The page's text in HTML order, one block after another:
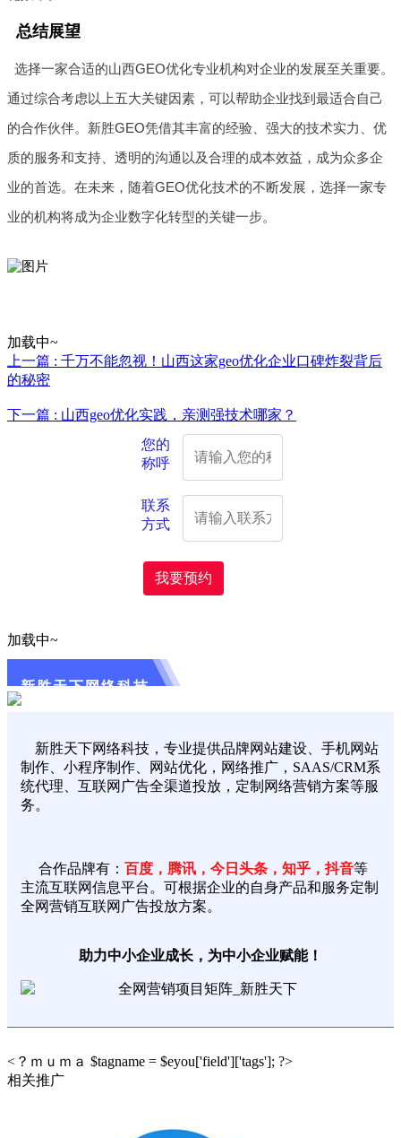
总结展望
选择一家合适的山西GEO优化专业机构对企业的发展至关重要。
通过综合考虑以上五大关键因素，可以帮助企业找到最适合自己
的合作伙伴。新胜GEO凭借其丰富的经验、强大的技术实力、优
质的服务和支持、透明的沟通以及合理的成本效益，成为众多企
业的首选。在未来，随着GEO优化技术的不断发展，选择一家专
业的机构将成为企业数字化转型的关键一步。
加载中~
上一篇 : 千万不能忽视！山西这家geo优化企业口碑炸裂背后
的秘密
下一篇 : 山西geo优化实践，亲测强技术哪家？
您的
称呼
联系
方式
我要预约
加载中~
新胜天下网络科技
新胜天下网络科技，专业提供品牌网站建设、手机网站
制作、小程序制作、网站优化，网络推广，SAAS/CRM系
统代理、互联网广告全渠道投放，定制网络营销方案等服
务。
合作品牌有： 百度，腾讯，今日头条，知乎，抖音等
主流互联网信息平台。可根据企业的自身产品和服务定制
全网营销互联网广告投放方案。
助力中小企业成长，为中小企业赋能！
<？ｍｕｍａ $tagname = $eyou['field']['tags']; ?>
相关推广